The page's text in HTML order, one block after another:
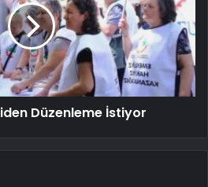
Düzenleme İstiyor